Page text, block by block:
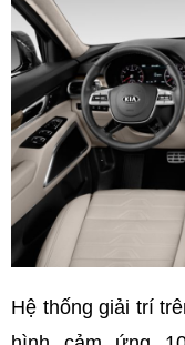
Hệ thống giải trí